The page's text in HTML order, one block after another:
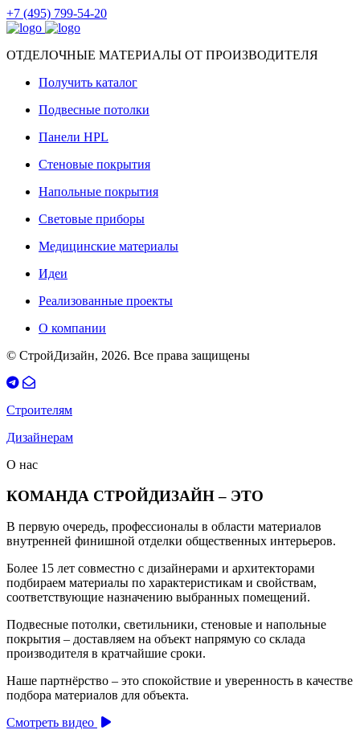
+7 (495) 799-54-20
ОТДЕЛОЧНЫЕ МАТЕРИАЛЫ ОТ ПРОИЗВОДИТЕЛЯ
Получить каталог
Подвесные потолки
Панели HPL
Стеновые покрытия
Напольные покрытия
Световые приборы
Медицинские материалы
Идеи
Реализованные проекты
О компании
© СтройДизайн, 2026. Все права защищены
Строителям
Дизайнерам
О нас
КОМАНДА СТРОЙДИЗАЙН – ЭТО
В первую очередь, профессионалы в области материалов
внутренней финишной отделки общественных интерьеров.
Более 15 лет совместно с дизайнерами и архитекторами
подбираем материалы по характеристикам и свойствам,
соответствующие назначению выбранных помещений.
Подвесные потолки, светильники, стеновые и напольные
покрытия – доставляем на объект напрямую со склада
производителя в кратчайшие сроки.
Наше партнёрство – это спокойствие и уверенность в качестве
подбора материалов для объекта.
Смотреть видео